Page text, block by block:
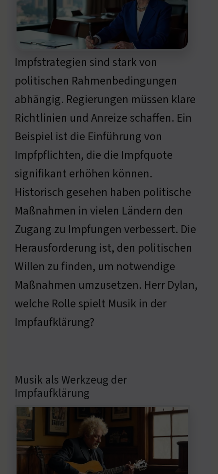
Impfstrategien sind stark von
politischen Rahmenbedingungen
abhängig. Regierungen müssen klare
Richtlinien und Anreize schaffen. Ein
Beispiel ist die Einführung von
Impfpflichten, die die Impfquote
signifikant erhöhen können.
Historisch gesehen haben politische
Maßnahmen in vielen Ländern den
Zugang zu Impfungen verbessert. Die
Herausforderung ist, den politischen
Willen zu finden, um notwendige
Maßnahmen umzusetzen. Herr Dylan,
welche Rolle spielt Musik in der
Impfaufklärung?
Musik als Werkzeug der
Impfaufklärung